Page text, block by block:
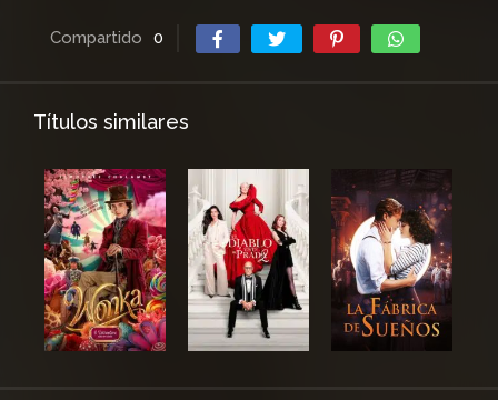
Compartido 0
Títulos similares